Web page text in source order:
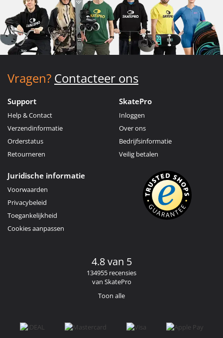
Vragen? Contacteer ons
Support
Help & Contact
Verzendinformatie
Orderstatus
Retourneren
SkatePro
Inloggen
Over ons
Bedrijfsinformatie
Veilig betalen
Juridische informatie
Voorwaarden
Privacybeleid
Toegankelijkheid
Cookies aanpassen
4.8 van 5
134955 recensies
van SkatePro
Toon alle